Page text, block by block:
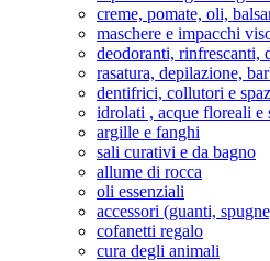
creme, pomate, oli,
maschere e impacchi
deodoranti, rinfrescanti,
rasatura, depilazione,
dentifrici, collutori e
idrolati , acque floreali e
argille e fanghi
sali curativi e da bagno
allume di rocca
oli essenziali
accessori (guanti,
cofanetti regalo
cura degli animali